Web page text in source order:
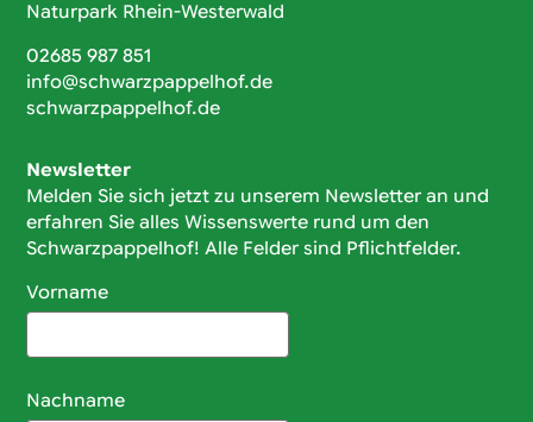
Naturpark Rhein-Westerwald
02685 987 851
info@schwarzpappelhof.de
schwarzpappelhof.de
Newsletter
Melden Sie sich jetzt zu unserem Newsletter an und
erfahren Sie alles Wissenswerte rund um den
Schwarzpappelhof! Alle Felder sind Pflichtfelder.
Vorname
Nachname